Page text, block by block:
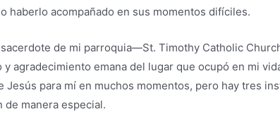
haberlo acompañado en sus momentos difíciles.
de mi parroquia—St. Timothy Catholic
y agradecimiento emana del lugar que ocupó en mi
Jesús para mí en muchos momentos, pero hay tres
de manera especial.